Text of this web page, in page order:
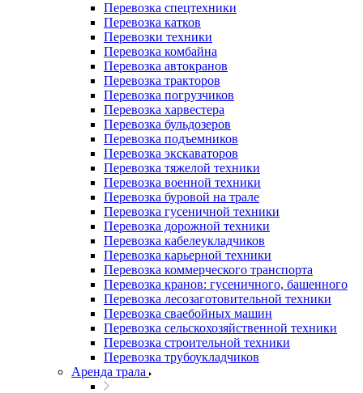
Перевозка спецтехники
Перевозка катков
Перевозки техники
Перевозка комбайна
Перевозка автокранов
Перевозка тракторов
Перевозка погрузчиков
Перевозка харвестера
Перевозка бульдозеров
Перевозка подъемников
Перевозка экскаваторов
Перевозка тяжелой техники
Перевозка военной техники
Перевозка буровой на трале
Перевозка гусеничной техники
Перевозка дорожной техники
Перевозка кабелеукладчиков
Перевозка карьерной техники
Перевозка коммерческого транспорта
Перевозка кранов: гусеничного, башенного
Перевозка лесозаготовительной техники
Перевозка сваебойных машин
Перевозка сельскохозяйственной техники
Перевозка строительной техники
Перевозка трубоукладчиков
Аренда трала